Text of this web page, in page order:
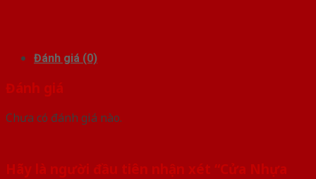
Đánh giá (0)
Đánh giá
Chưa có đánh giá nào.
Hãy là người đầu tiên nhận xét “Cửa Nhựa